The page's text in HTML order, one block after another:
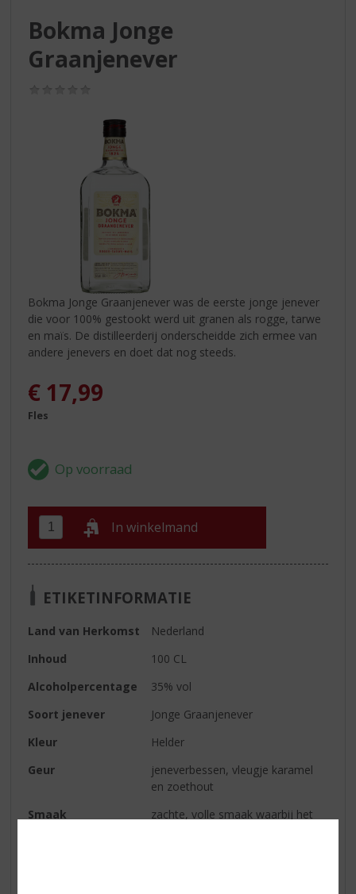
Bokma Jonge
Graanjenever
Bokma Jonge Graanjenever was de eerste jonge jenever
die voor 100% gestookt werd uit granen als rogge, tarwe
en maïs. De distilleerderij onderscheidde zich ermee van
andere jenevers en doet dat nog steeds.
€ 17,99
Fles
In winkelmand
ETIKETINFORMATIE
Land van Herkomst
Nederland
Inhoud
100 CL
Alcoholpercentage
35% vol
Soort jenever
Jonge Graanjenever
Kleur
Helder
Geur
jeneverbessen, vleugje karamel
en zoethout
Smaak
zachte, volle smaak waarbij het